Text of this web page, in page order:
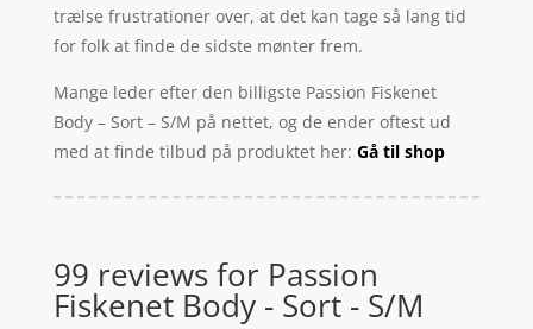
trælse frustrationer over, at det kan tage så lang tid
for folk at finde de sidste mønter frem.
Mange leder efter den billigste Passion Fiskenet
Body – Sort – S/M på nettet, og de ender oftest ud
med at finde tilbud på produktet her: Gå til shop
99 reviews for Passion
Fiskenet Body - Sort - S/M